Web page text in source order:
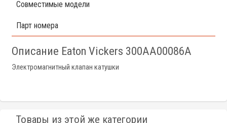
Совместимые модели
Парт номера
Описание Eaton Vickers 300AA00086A
Электромагнитный клапан катушки
Товары из этой же категории